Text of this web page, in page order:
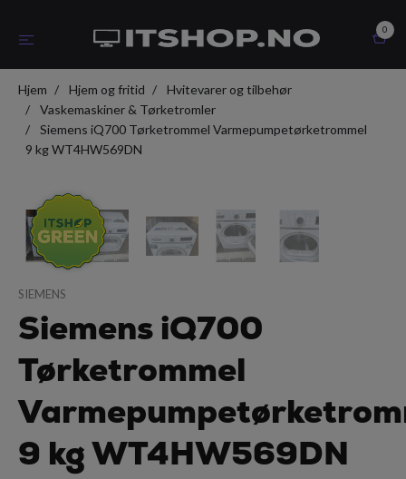
0
Hjem Hjem og fritid
Hvitevarer og tilbehør
Vaskemaskiner & Tørketromler
Siemens iQ700 Tørketrommel Varmepumpetørketrommel
9 kg WT4HW569DN
SIEMENS
Siemens iQ700
Tørketrommel
9 kg WT4HW569DN